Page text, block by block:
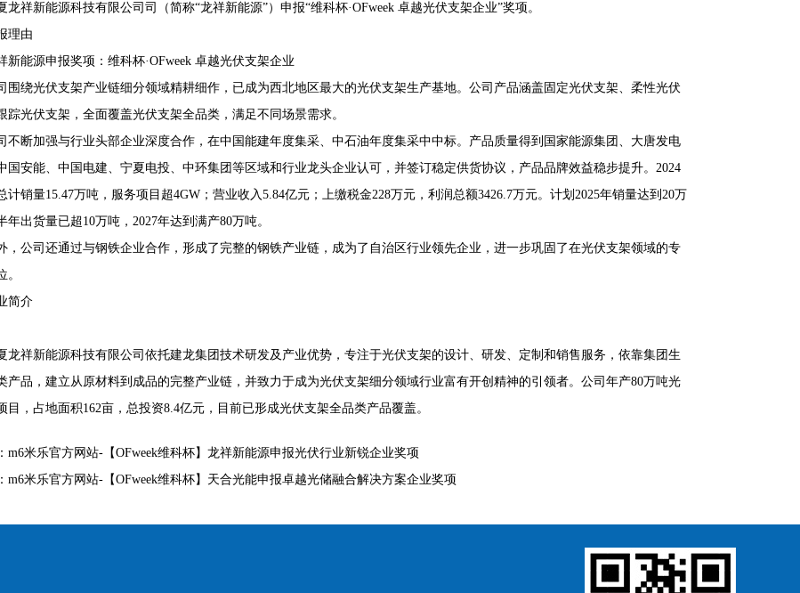
龙祥新能源科技有限公司司（简称“龙祥新能源”）申报“维科杯·OFweek 卓越光伏支架企业”奖项。
理由
新能源申报奖项：维科杯·OFweek 卓越光伏支架企业
围绕光伏支架产业链细分领域精耕细作，已成为西北地区最大的光伏支架生产基地。公司产品涵盖固定光伏支架、柔性光伏
踪光伏支架，全面覆盖光伏支架全品类，满足不同场景需求。
不断加强与行业头部企业深度合作，在中国能建年度集采、中石油年度集采中中标。产品质量得到国家能源集团、大唐发电
国安能、中国电建、宁夏电投、中环集团等区域和行业龙头企业认可，并签订稳定供货协议，产品品牌效益稳步提升。2024
计销量15.47万吨，服务项目超4GW；营业收入5.84亿元；上缴税金228万元，利润总额3426.7万元。计划2025年销量达到20万
年出货量已超10万吨，2027年达到满产80万吨。
，公司还通过与钢铁企业合作，形成了完整的钢铁产业链，成为了自治区行业领先企业，进一步巩固了在光伏支架领域的专
。
简介
龙祥新能源科技有限公司依托建龙集团技术研发及产业优势，专注于光伏支架的设计、研发、定制和销售服务，依靠集团生
产品，建立从原材料到成品的完整产业链，并致力于成为光伏支架细分领域行业富有开创精神的引领者。公司年产80万吨光
目，占地面积162亩，总投资8.4亿元，目前已形成光伏支架全品类产品覆盖。
m6米乐官方网站-【OFweek维科杯】龙祥新能源申报光伏行业新锐企业奖项
m6米乐官方网站-【OFweek维科杯】天合光能申报卓越光储融合解决方案企业奖项